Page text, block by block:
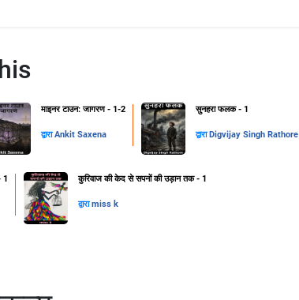
माइनर टाउन: जागरण - 1-2
द्वाराAnkit Saxena
सुनहरा फलक - 1
द्वारा Digvijay Singh Rathore
1 कुरिवाज की केद से सपनों की उड़ान तक - 1
द्वाराmiss k